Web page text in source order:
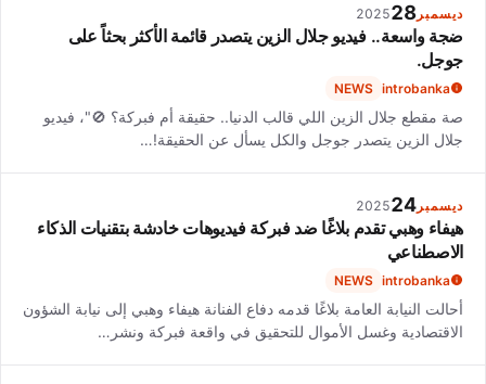
ديسمبر 28
2025
ضجة واسعة.. فيديو جلال الزين يتصدر قائمة الأكثر بحثاً على
جوجل.
introbanka
NEWS
صة مقطع جلال الزين اللي قالب الدنيا.. حقيقة أم فبركة؟ 🚫"، فيديو
جلال الزين يتصدر جوجل والكل يسأل عن الحقيقة!…
ديسمبر 24
2025
هيفاء وهبي تقدم بلاغًا ضد فبركة فيديوهات خادشة بتقنيات الذكاء
الاصطناعي
introbanka
NEWS
أحالت النيابة العامة بلاغًا قدمه دفاع الفنانة هيفاء وهبي إلى نيابة الشؤون
الاقتصادية وغسل الأموال للتحقيق في واقعة فبركة ونشر…